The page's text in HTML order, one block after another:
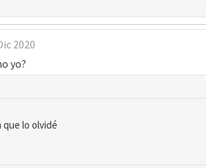
2020
yo?
lo olvidé